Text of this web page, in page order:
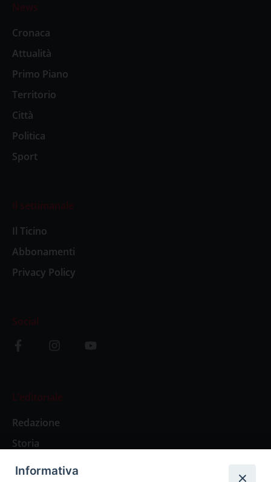
News
Cronaca
Attualità
Primo Piano
Territorio
Città
Politica
Sport
Il settimanale
Il Ticino
Abbonamenti
Privacy Policy
Social
L’editoriale
Redazione
Storia
Informativa